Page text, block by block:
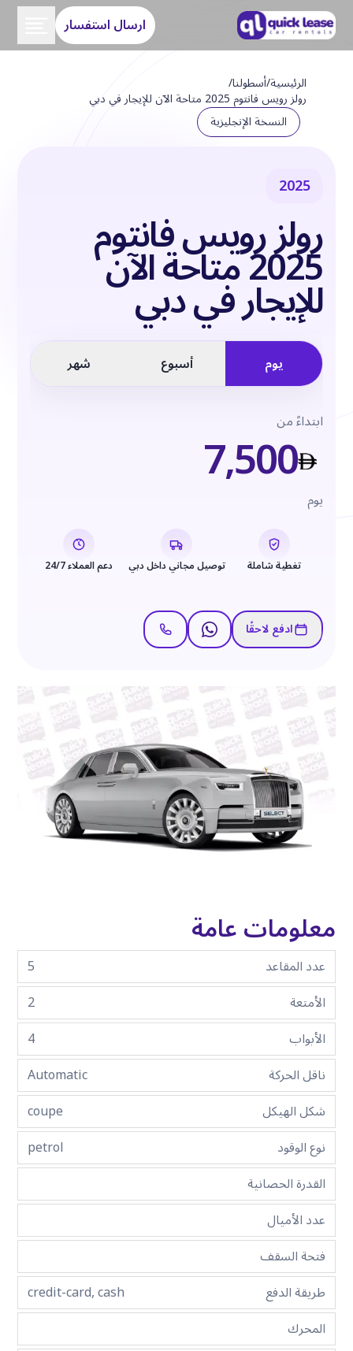
ارسال استفسار
الرئيسية/أسطولنا/
رولز رويس فانتوم 2025 متاحة الآن للإيجار في دبي
النسخة الإنجليزية
2025
رولز رويس فانتوم
2025 متاحة الآن
للإيجار في دبي
يوم أسبوع شهر
ابتداءً من7,500 يوم
تغطية شاملة توصيل مجاني داخل دبي دعم العملاء 24/7
ادفع لاحقًا
معلومات عامة
عدد المقاعد
5
الأمتعة
2
الأبواب
4
ناقل الحركة
Automatic
شكل الهيكل
coupe
نوع الوقود
petrol
القدرة الحصانية
عدد الأميال
فتحة السقف
طريقة الدفع
credit-card, cash
المحرك